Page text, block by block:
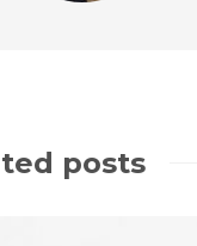
posts